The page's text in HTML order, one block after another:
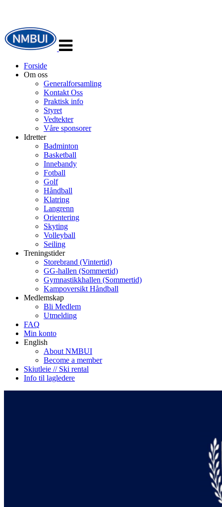
navigasjon
Forside
Om oss
Generalforsamling
Kontakt Oss
Praktisk info
Styret
Vedtekter
Våre sponsorer
Idretter
Badminton
Basketball
Innebandy
Fotball
Golf
Håndball
Klatring
Langrenn
Orientering
Skyting
Volleyball
Seiling
Treningstider
Storebrand (Vintertid)
GG-hallen (Sommertid)
Gymnastikkhallen (Sommertid)
Kampoversikt Håndball
Medlemskap
Bli Medlem
Utmelding
FAQ
Min konto
English
About NMBUI
Become a member
Skiutleie // Ski rental
Info til lagledere